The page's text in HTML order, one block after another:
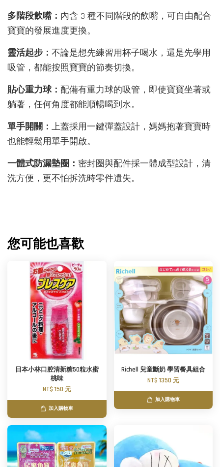
多階段飲嘴： 內含 3 種不同階段的飲嘴，可自由配合
寶寶的發展進度更換。
靈活起步： 不論是想先練習用杯子喝水，還是先學用
吸管，都能按照寶寶的節奏切換。
貼心重力球： 配備有重力球的吸管，即使寶寶坐著或
躺著，任何角度都能順暢喝到水。
單手開關： 上蓋採用一鍵彈蓋設計，媽媽抱著寶寶時
也能輕鬆用單手開啟。
一體式防漏墊圈： 密封圈與配件採一體成型設計，清
洗方便，更不怕拆洗時零件遺失。
您可能也喜歡
日本小林口腔清新糖50粒水蜜
桃味
NT$ 150 元
加入購物車
Richell 兒童斷奶 學習餐具組合
NT$ 1350 元
加入購物車